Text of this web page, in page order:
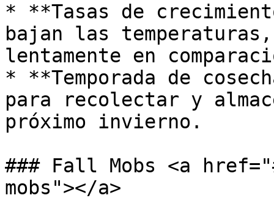
* **Tasas de
bajan las
lentamente en
* **Temporada de
para recolectar y
próximo invierno.
### Fall Mobs <a
mobs"></a>